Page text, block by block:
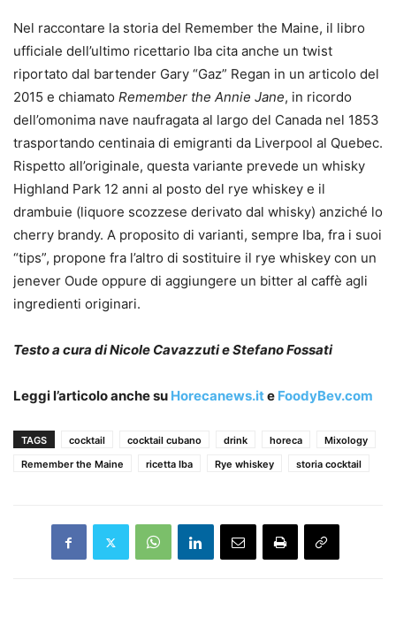
Nel raccontare la storia del Remember the Maine, il libro
ufficiale dell’ultimo ricettario Iba cita anche un twist
riportato dal bartender Gary “Gaz” Regan in un articolo del
2015 e chiamato Remember the Annie Jane, in ricordo
dell’omonima nave naufragata al largo del Canada nel 1853
trasportando centinaia di emigranti da Liverpool al Quebec.
Rispetto all’originale, questa variante prevede un whisky
Highland Park 12 anni al posto del rye whiskey e il
drambuie (liquore scozzese derivato dal whisky) anziché lo
cherry brandy. A proposito di varianti, sempre Iba, fra i suoi
“tips”, propone fra l’altro di sostituire il rye whiskey con un
jenever Oude oppure di aggiungere un bitter al caffè agli
ingredienti originari.
Testo a cura di Nicole Cavazzuti e Stefano Fossati
Leggi l’articolo anche su Horecanews.ite FoodyBev.com
TAGS cocktail cocktail cubano drink horeca
Mixology
Remember the Maine
ricetta Iba Rye whiskey storia cocktail